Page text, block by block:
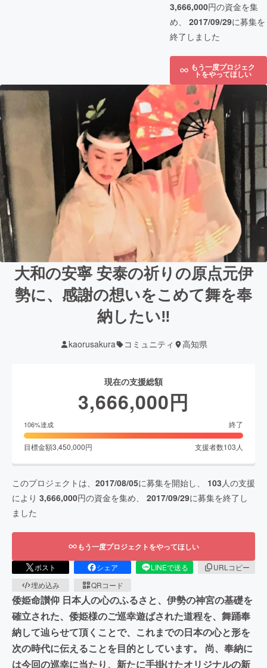
3,666,000円の資金を集
め、 2017/09/29に募集を
終了しました
もう一度プロジェク
トをやってほしい
大和の安寧 安泰の祈りの原点元伊
勢に、感謝の想いをこめて舞を奉
納したい‼️
kaorusakura コミュニティ 高知県
現在の支援総額
3,666,000円
106%達成 終了
目標金額3,450,000円 支援者数103 人
このプロジェクトは、 2017/08/05に募集を開始し、 103人の支援
により 3,666,000円の資金を集め、 2017/09/29に募集を終了し
ました
もう一度プロジェクトをやってほしい
ポスト シェア LINEで送る
URLコピー
埋め込み
QRコード
倭姫命讃仰 日本人の心のふるさと、伊勢の神宮の基礎を
確立された、倭姫様のご巡幸遊ばされた道程を、舞踊奉
納して辿らせて頂くことで、これまでの日本の心と形を
次の時代に伝えることを目的としています。 尚、奉納に
は今回の巡幸に当たり、新たに手掛けたオリジナルの新